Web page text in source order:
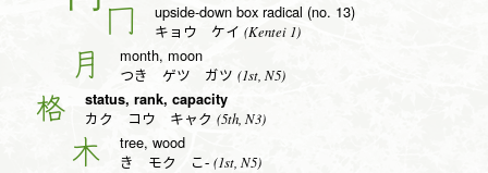
冂 upside-down box radical (no. 13)
キョウ ケイ (Kentei 1)
月 month, moon
つき ゲツ ガツ (1st, N5)
格 status, rank, capacity
カク コウ キャク (5th, N3)
木 tree, wood
き モク こ- (1st, N5)